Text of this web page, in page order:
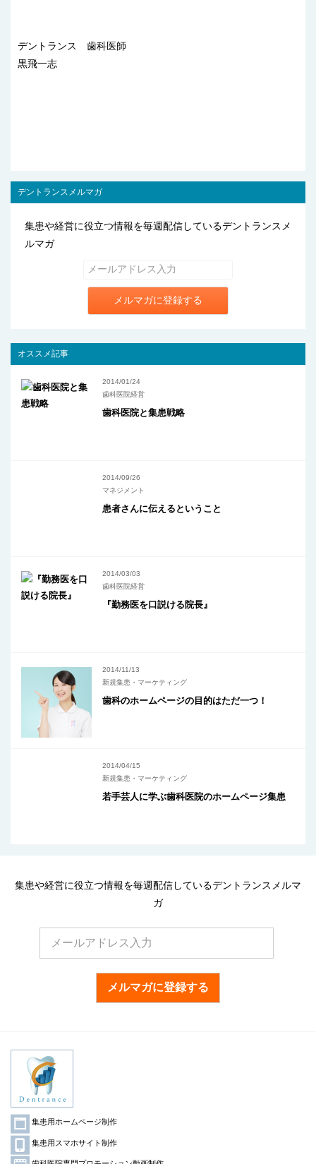
デントランス 歯科医師
黒飛一志
デントランスメルマガ
集患や経営に役立つ情報を毎週配信しているデントランスメ
ルマガ
メルマガに登録する
オススメ記事
2014/01/24
歯科医院経営
歯科医院と集患戦略
2014/09/26
マネジメント
患者さんに伝えるということ
2014/03/03
歯科医院経営
『勤務医を口説ける院長』
2014/11/13
新規集患・マーケティング
歯科のホームページの目的はただ一つ！
2014/04/15
新規集患・マーケティング
若手芸人に学ぶ歯科医院のホームページ集患
集患や経営に役立つ情報を毎週配信しているデントランスメルマ
ガ
メルマガに登録する
集患用ホームページ制作
集患用スマホサイト制作